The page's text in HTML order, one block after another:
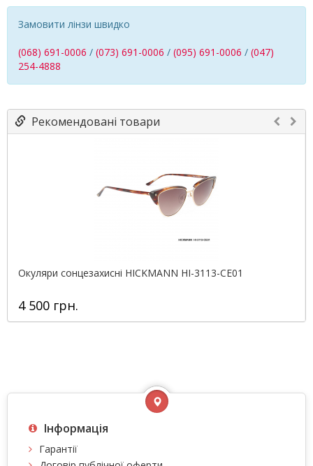
Замовити лінзи швидко
(068) 691-0006 / (073) 691-0006 / (095) 691-0006 / (047)
254-4888
Рекомендовані товари
Окуляри сонцезахисні HICKMANN HI-3113-CE01
4 500 грн.
Інформація
Гарантії